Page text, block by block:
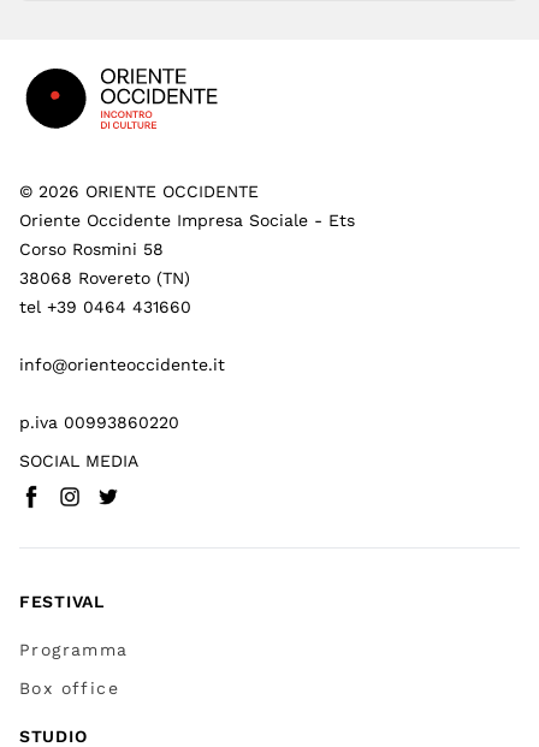
© 2026 ORIENTE OCCIDENTE
Oriente Occidente Impresa Sociale - Ets
Corso Rosmini 58
38068 Rovereto (TN)
tel +39 0464 431660
info@orienteoccidente.it
p.iva 00993860220
SOCIAL MEDIA
Facebook(
Instagram
Twitter
FESTIVAL
Programma
Box office
STUDIO